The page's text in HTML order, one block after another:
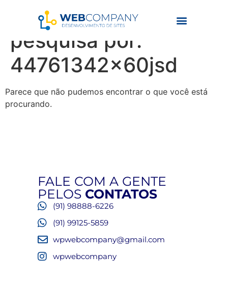
Resultados da
pesquisa por:
44761342x60jsd
Parece que não pudemos encontrar o que você está
procurando.
FALE COM A GENTE
PELOS CONTATOS
(91) 98888-6226
(91) 99125-5859
wpwebcompany@gmail.com
wpwebcompany